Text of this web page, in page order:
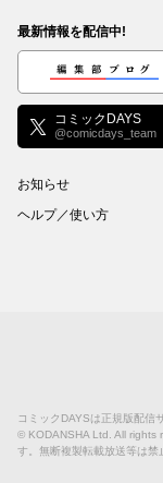
最新情報を配信中!
編集部ブログ
コミックDAYS
@comicdays_team
お知らせ
ヘルプ／使い方
コミックDAYSは正規版配信
© KODANSHA Ltd. All rights
す。無断複製転載放送等は禁